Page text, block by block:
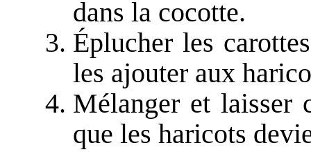
dans la cocotte.
Éplucher les
les ajouter aux
Mélanger et laisser
que les haricots